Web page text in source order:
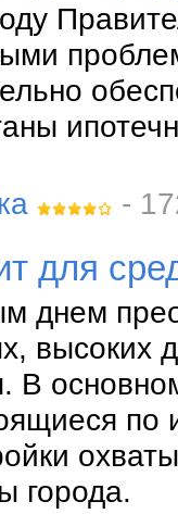
-
для
днем
высоких
В
по
города.